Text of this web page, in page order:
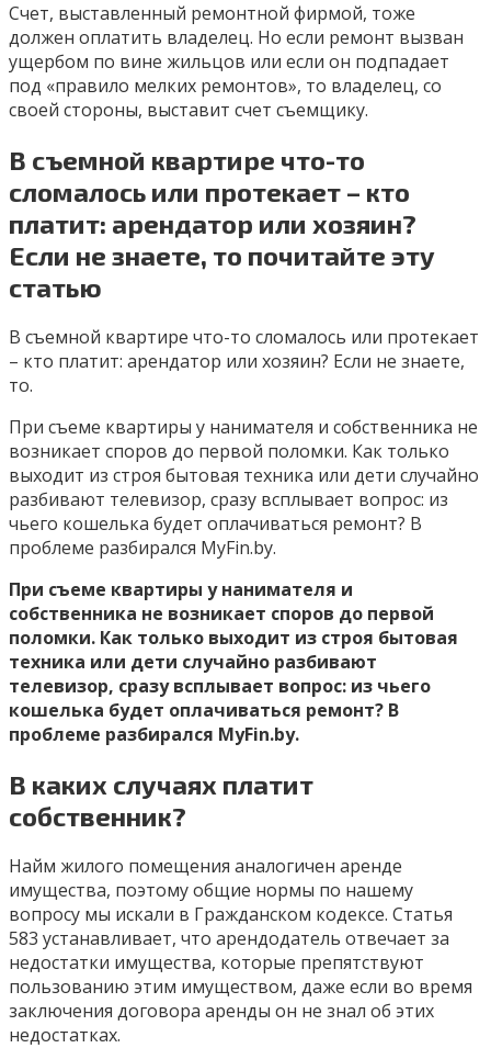
Счет, выставленный ремонтной фирмой, тоже
должен оплатить владелец. Но если ремонт вызван
ущербом по вине жильцов или если он подпадает
под «правило мелких ремонтов», то владелец, со
своей стороны, выставит счет съемщику.
В съемной квартире что-то
сломалось или протекает – кто
платит: арендатор или хозяин?
Если не знаете, то почитайте эту
статью
В съемной квартире что-то сломалось или протекает
– кто платит: арендатор или хозяин? Если не знаете,
то.
При съеме квартиры у нанимателя и собственника не
возникает споров до первой поломки. Как только
выходит из строя бытовая техника или дети случайно
разбивают телевизор, сразу всплывает вопрос: из
чьего кошелька будет оплачиваться ремонт? В
проблеме разбирался MyFin.by.
При съеме квартиры у нанимателя и
собственника не возникает споров до первой
поломки. Как только выходит из строя бытовая
техника или дети случайно разбивают
телевизор, сразу всплывает вопрос: из чьего
кошелька будет оплачиваться ремонт? В
проблеме разбирался MyFin.by.
В каких случаях платит
собственник?
Найм жилого помещения аналогичен аренде
имущества, поэтому общие нормы по нашему
вопросу мы искали в Гражданском кодексе. Статья
583 устанавливает, что арендодатель отвечает за
недостатки имущества, которые препятствуют
пользованию этим имуществом, даже если во время
заключения договора аренды он не знал об этих
недостатках.